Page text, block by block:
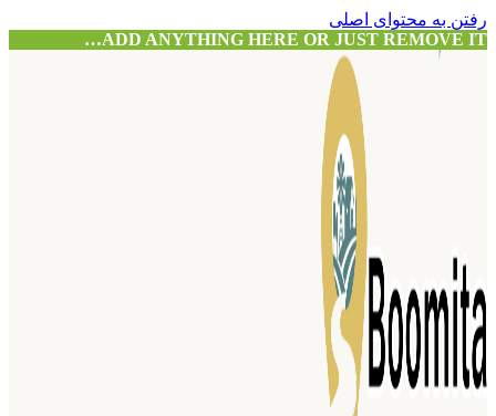
رفتن به محتوای اصلی
ADD ANYTHING HERE OR JUST REMOVE IT…